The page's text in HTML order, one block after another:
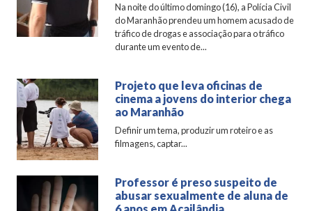
Na noite do último domingo (16), a Polícia Civil
do Maranhão prendeu um homem acusado de
tráfico de drogas e associação para o tráfico
durante um evento de...
Projeto que leva oficinas de
cinema a jovens do interior chega
ao Maranhão
Definir um tema, produzir um roteiro e as
filmagens, captar...
Professor é preso suspeito de
abusar sexualmente de aluna de